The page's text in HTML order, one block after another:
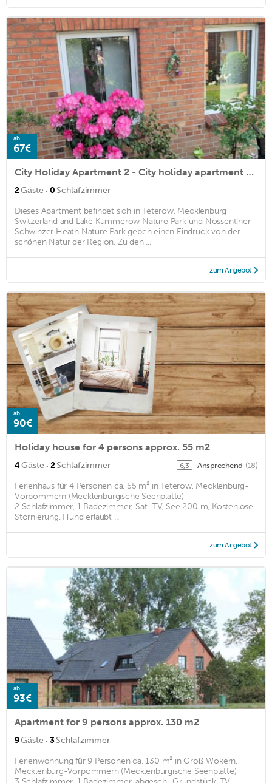
ab
67€
City Holiday Apartment 2 - City holiday apartment Teterow
2Gäste · 0 Schlafzimmer
Dieses Apartment befindet sich in Teterow. Mecklenburg
Switzerland and Lake Kummerow Nature Park und Nossentiner-
Schwinzer Heath Nature Park geben einen Eindruck von der
schönen Natur der Region. Zu den ...
zum Angebot
ab
90€
Holiday house for 4 persons approx. 55 m2
4Gäste · 2Schlafzimmer 6,3 Ansprechend (18)
Ferienhaus für 4 Personen ca. 55 m² in Teterow, Mecklenburg-
Vorpommern (Mecklenburgische Seenplatte)
2 Schlafzimmer, 1 Badezimmer, Sat.-TV, See 200 m, Kostenlose
Stornierung, Hund erlaubt ...
zum Angebot
ab
93€
Apartment for 9 persons approx. 130 m2
9Gäste · 3Schlafzimmer
Ferienwohnung für 9 Personen ca. 130 m² in Groß Wokern,
Mecklenburg-Vorpommern (Mecklenburgische Seenplatte)